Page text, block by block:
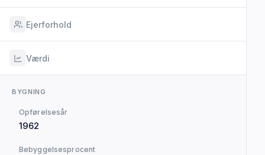
Ejerforhold
Værdi
BYGNING
Opførelsesår
1962
Bebyggelsesprocent